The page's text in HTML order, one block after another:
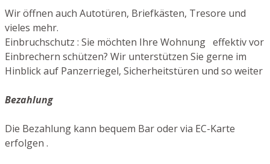
Wir öffnen auch Autotüren, Briefkästen, Tresore und
vieles mehr.
Einbruchschutz : Sie möchten Ihre Wohnung effektiv vor
Einbrechern schützen? Wir unterstützen Sie gerne im
Hinblick auf Panzerriegel, Sicherheitstüren und so weiter
Bezahlung
Die Bezahlung kann bequem Bar oder via EC-Karte
erfolgen .